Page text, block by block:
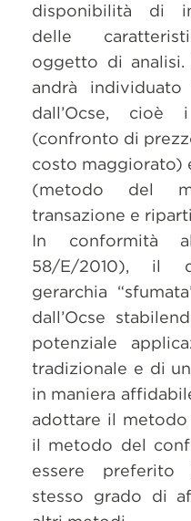
disponibilità di
delle
oggetto di
andrà
dall’Ocse, cioè
(confronto di
costo maggiorato)
(metodo del
transazione e
In conformità
58/E/2010), il
gerarchia
dall’Ocse
potenziale
tradizionale e di
in maniera
adottare il metodo
il metodo del
essere
stesso grado di